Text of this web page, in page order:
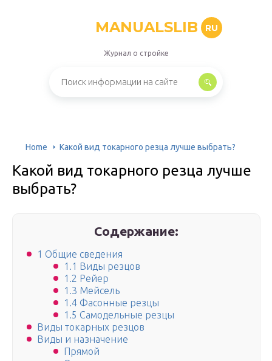
MANUALSLIB RU
Журнал о стройке
Home Какой вид токарного резца лучше выбрать?
Какой вид токарного резца лучше
выбрать?
Содержание:
1 Общие сведения
1.1 Виды резцов
1.2 Рейер
1.3 Мейсель
1.4 Фасонные резцы
1.5 Самодельные резцы
Виды токарных резцов
Виды и назначение
Прямой